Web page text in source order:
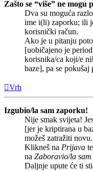
Zašto se “više” ne
Dva su moguća
ime i(li) zaporku; ili
korisnički račun.
Ako je u pitanju
[uobičajeno je
korisnika/ca koji/e
baze], pa se
Vrh
Izgubio/la sam zaporku!
Nije smak svijeta!
[jer je kriptirana u
možeš zatražiti novu.
Klikneš na Prijava
na Zaboravio/la
Daljnje upute će ti